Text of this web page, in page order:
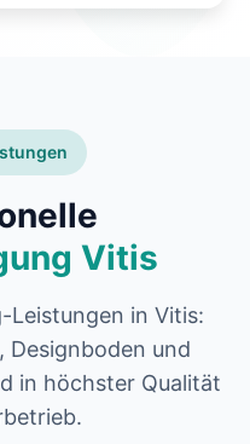
Vitis
Leistungen in Vitis:
Designboden und
in höchster Qualität